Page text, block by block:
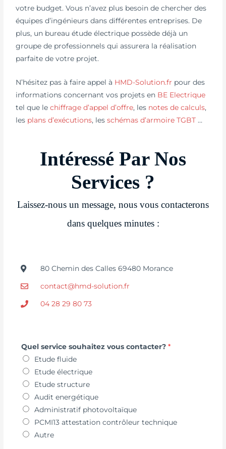
votre budget. Vous n’avez plus besoin de chercher des
équipes d’ingénieurs dans différentes entreprises. De
plus, un bureau étude électrique possède déjà un
groupe de professionnels qui assurera la réalisation
parfaite de votre projet.
N’hésitez pas à faire appel à HMD-Solution.fr pour des
informations concernant vos projets en BE Electrique
tel que lechiffrage d’appel d’offre, les notes de calculs,
les plans d’exécutions, lesschémas d’armoire TGBT …
Intéressé Par Nos
Services ?
Laissez-nous un message, nous vous contacterons
dans quelques minutes :
80 Chemin des Calles 69480 Morance
contact@hmd-solution.fr
04 28 29 80 73
Quel service souhaitez vous contacter?*
Etude fluide
Etude électrique
Etude structure
Audit energétique
Administratif photovoltaïque
PCMI13 attestation contrôleur technique
Autre